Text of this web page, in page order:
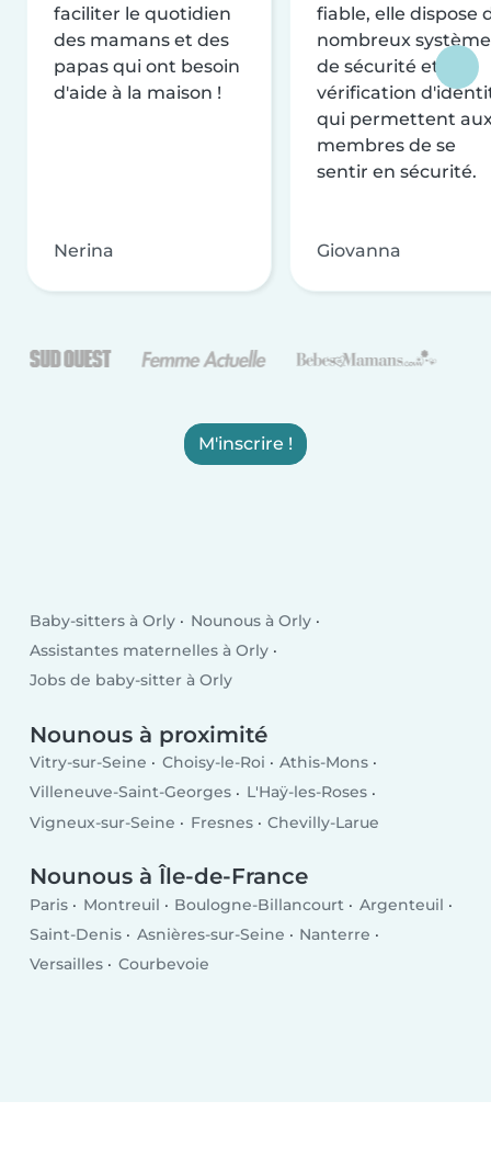
faciliter le quotidien
des mamans et des
papas qui ont besoin
d'aide à la maison !
Nerina
fiable, elle dispose
nombreux
de sécurité et de
vérification
qui permettent
membres de se
sentir en sécurité.
Giovanna
M'inscrire !
Baby-sitters à Orly
Nounous à Orly
Assistantes maternelles à Orly
Jobs de baby-sitter à Orly
Nounous à proximité
Vitry-sur-Seine Choisy-le-Roi
Athis-Mons
Villeneuve-Saint-Georges
L'Haÿ-les-Roses
Vigneux-sur-Seine
Fresnes Chevilly-Larue
Nounous à Île-de-France
Paris Montreuil Boulogne-Billancourt
Argenteuil
Saint-Denis
Asnières-sur-Seine
Nanterre
Versailles
Courbevoie